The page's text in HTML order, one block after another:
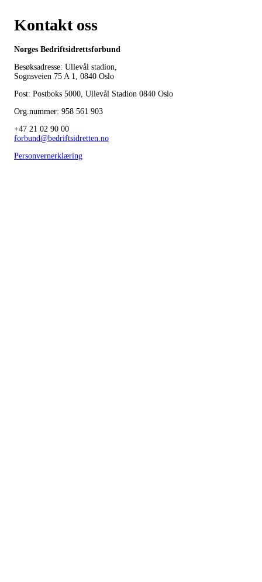
Kontakt oss
Norges Bedriftsidrettsforbund
Besøksadresse: Ullevål stadion,
Sognsveien 75 A 1, 0840 Oslo
Post: Postboks 5000, Ullevål Stadion 0840 Oslo
Org.nummer: 958 561 903
+47 21 02 90 00
forbund@bedriftsidretten.no
Personvernerklæring